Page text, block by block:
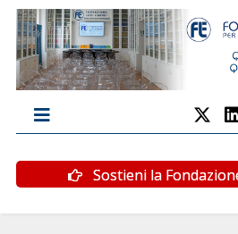
Sostieni la